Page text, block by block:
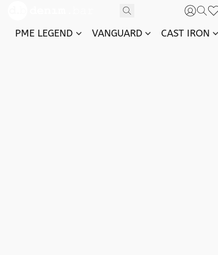
PME LEGEND VANGUARD CAST IRON